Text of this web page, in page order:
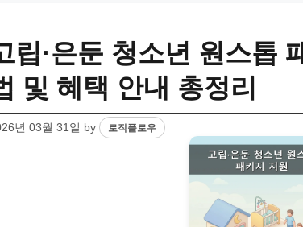
립·은둔 청소년 원스톱
및 혜택 안내 총정리
년 03월 31일 by 로직플로우